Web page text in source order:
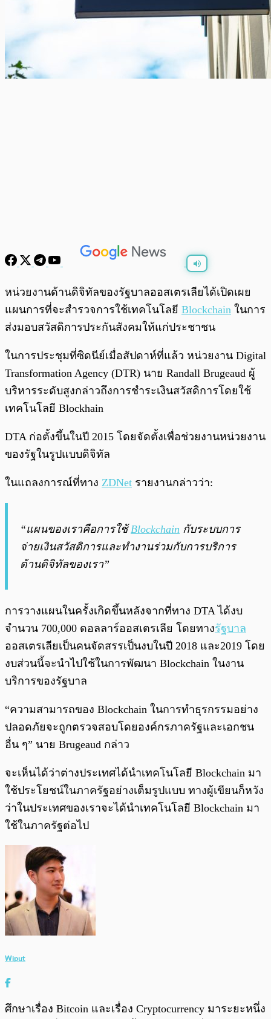
พร้อมเล่น 0:00 /
หน่วยงานด้านดิจิทัลของรัฐบาลออสเตรเลียได้เปิดเผย
แผนการที่จะสำรวจการใช้เทคโนโลยี Blockchain ในการ
ส่งมอบสวัสดิการประกันสังคมให้แก่ประชาชน
ในการประชุมที่ซิดนีย์เมื่อสัปดาห์ที่แล้ว หน่วยงาน Digital
Transformation Agency (DTR) นาย Randall Brugeaud ผู้
บริหารระดับสูงกล่าวถึงการชำระเงินสวัสดิการโดยใช้
เทคโนโลยี Blockhain
DTA ก่อตั้งขึ้นในปี 2015 โดยจัดตั้งเพื่อช่วยงานหน่วยงาน
ของรัฐในรูปแบบดิจิทัล
ในแถลงการณ์ที่ทาง ZDNet รายงานกล่าวว่า:
“แผนของเราคือการใช้Blockchain กับระบบการ
จ่ายเงินสวัสดิการและทำงานร่วมกับการบริการ
ด้านดิจิทัลของเรา”
การวางแผนในครั้งเกิดขึ้นหลังจากที่ทาง DTA ได้งบ
จำนวน 700,000 ดอลลาร์ออสเตรเลีย โดยทางรัฐบาล
ออสเตรเลียเป็นคนจัดสรรเป็นงบในปี 2018 และ2019 โดย
งบส่วนนี้จะนำไปใช้ในการพัฒนา Blockchain ในงาน
บริการของรัฐบาล
“ความสามารถของ Blockchain ในการทำธุรกรรมอย่าง
ปลอดภัยจะถูกตรวจสอบโดยองค์กรภาครัฐและเอกชน
อื่น ๆ” นาย Brugeaud กล่าว
จะเห็นได้ว่าต่างประเทศได้นำเทคโนโลยี Blockchain มา
ใช้ประโยชน์ในภาครัฐอย่างเต็มรูปแบบ ทางผู้เขียนก็หวัง
ว่าในประเทศของเราจะได้นำเทคโนโลยี Blockchain มา
ใช้ในภาครัฐต่อไป
Wiput
ศึกษาเรื่อง Bitcoin และเรื่อง Cryptocurrency มาระยะหนึ่ง